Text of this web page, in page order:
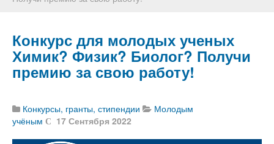
Конкурс для молодых ученых
Химик? Физик? Биолог? Получи
премию за свою работу!
Конкурсы, гранты, стипендии
Молодым
учёным
17 Сентября 2022